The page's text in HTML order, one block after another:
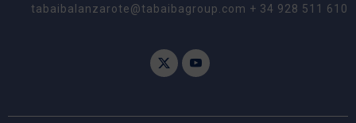
tabaibalanzarote@tabaibagroup.com + 34 928 511 610